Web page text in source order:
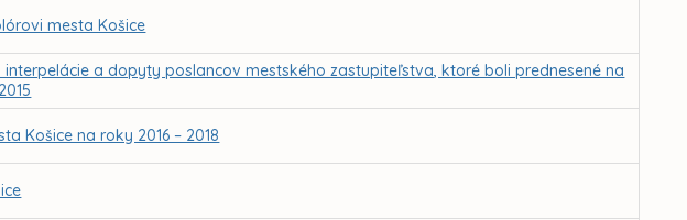
mesta Košice
a dopyty poslancov mestského zastupiteľstva, ktoré boli prednesené na
Košice na roky 2016 – 2018